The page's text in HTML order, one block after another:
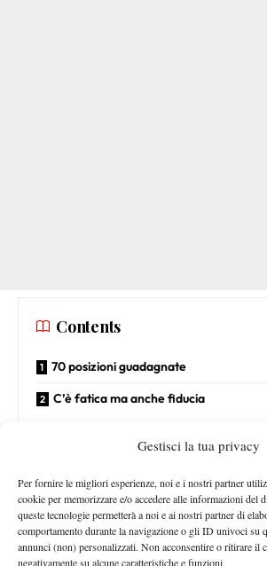
Gestisci la tua privacy
Per fornire le migliori esperienze, noi e i nostri partner
cookie per memorizzare e/o accedere alle informazioni del
queste tecnologie permetterà a noi e ai nostri partner di
comportamento durante la navigazione o gli ID univoci su
annunci (non) personalizzati. Non acconsentire o ritirare il
negativamente su alcune caratteristiche e funzioni.
Contents
70 posizioni guadagnate
C’è fatica ma anche fiducia
70 posizioni guadagnate
almenon.34 ATPal termine del torneo:
inaspettato se penso a dove ero un mese fa
del mondo. Non credo sia un risultato